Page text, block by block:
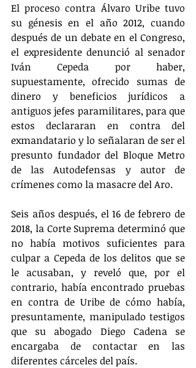
El proceso contra Álvaro Uribe tuvo
su génesis en el año 2012, cuando
después de un debate en el Congreso,
el expresidente denunció al senador
Iván Cepeda por haber,
supuestamente, ofrecido sumas de
dinero y beneficios jurídicos a
antiguos jefes paramilitares, para que
estos declararan en contra del
exmandatario y lo señalaran de ser el
presunto fundador del Bloque Metro
de las Autodefensas y autor de
crímenes como la masacre del Aro.
Seis años después, el 16 de febrero de
2018, la Corte Suprema determinó que
no había motivos suficientes para
culpar a Cepeda de los delitos que se
le acusaban, y reveló que, por el
contrario, había encontrado pruebas
en contra de Uribe de cómo había,
presuntamente, manipulado testigos
que su abogado Diego Cadena se
encargaba de contactar en las
diferentes cárceles del país.